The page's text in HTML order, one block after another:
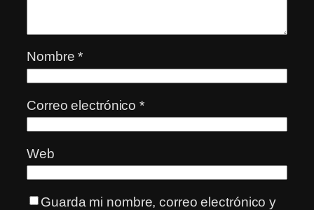
Nombre*
Correo electrónico*
Web
Guarda mi nombre, correo electrónico y